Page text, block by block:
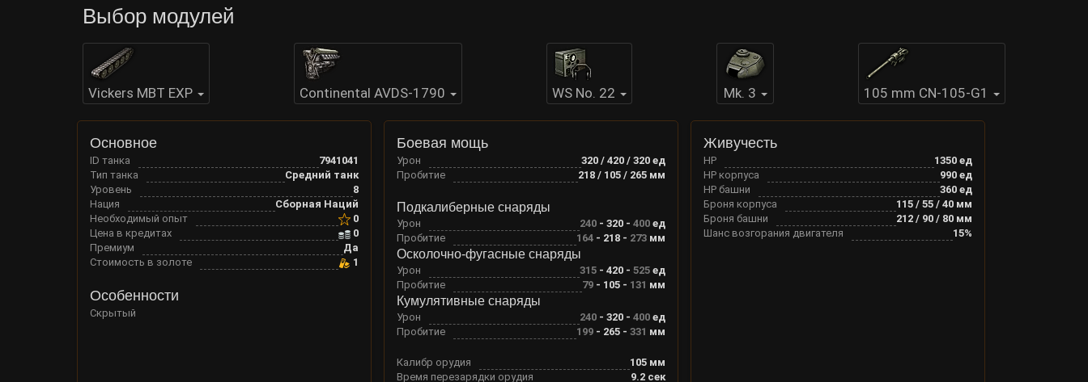
Выбор модулей
Vickers MBT EXP Continental AVDS-1790 WS No. 22 Мk. 3 105 mm CN-105-G1
Основное
ID танка
7941041
Тип танка
Средний танк
Уровень
8
Нация
Сборная Наций
Необходимый опыт
0
Цена в кредитах
0
Премиум
Да
Стоимость в золоте
1
Особенности
Скрытый
Боевая мощь
Урон 320 / 420 / 320ед
Пробитие
218 / 105 / 265 мм
Подкалиберные снаряды
Урон 240 -320 -400 ед
Пробитие
164 - 218 - 273 мм
Осколочно-фугасные снаряды
Урон 315 -420 -525 ед
Пробитие
79 - 105 - 131 мм
Кумулятивные снаряды
Урон 240 -320 -400 ед
Пробитие
199 - 265 -331 мм
Калибр орудия 105 мм
Время перезарядки орудия
9.2 сек
Живучесть
HP 1350 ед
HP корпуса
990 ед
HP башни
360 ед
Броня корпуса
115 /55 /40 мм
Броня башни
212/ 90/ 80 мм
Шанс возгорания двигателя
15%